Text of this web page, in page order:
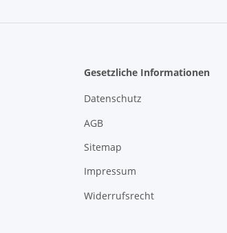
Gesetzliche Informationen
Datenschutz
AGB
Sitemap
Impressum
Widerrufsrecht